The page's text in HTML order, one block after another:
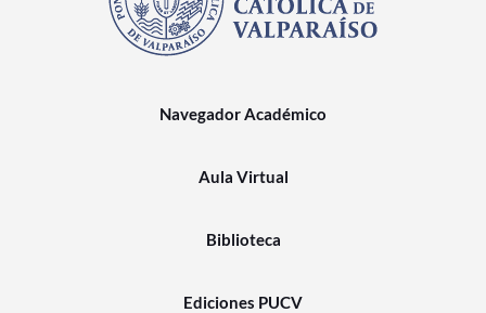
Navegador Académico
Aula Virtual
Biblioteca
Ediciones PUCV